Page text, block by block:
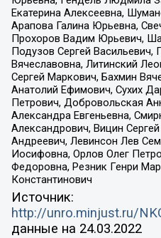
Екатерина Алексеевна,
Арапова Галина Юрьевна,
Прохоров Вадим Юрьевич,
Подузов Сергей Васильевич,
Вячеславовна, Литинский
Сергей Маркович, Бахмин
Анатолий Ефимович, Сухих
Петрович, Добровольская
Александра Евгеньевна,
Александрович, Вицин
Андреевич, Левинсон Лев
Иосифовна, Орлов Олег
Федоровна, Резник Генри
Константинович
Источник:
http://unro.minjust.ru/
данные на 24.03.2022